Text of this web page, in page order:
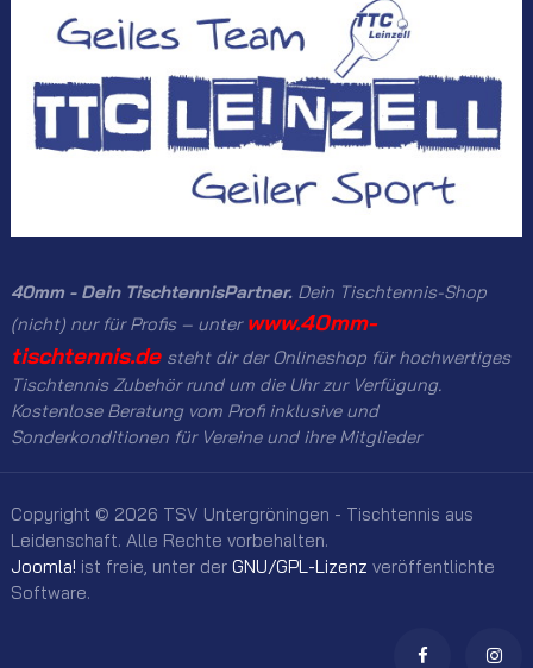
40mm - Dein TischtennisPartner. Dein Tischtennis-Shop
(nicht) nur für Profis – unter www.40mm-
tischtennis.de steht dir der Onlineshop für hochwertiges
Tischtennis Zubehör rund um die Uhr zur Verfügung.
Kostenlose Beratung vom Profi inklusive und
Sonderkonditionen für Vereine und ihre Mitglieder
Copyright © 2026 TSV Untergröningen - Tischtennis aus
Leidenschaft. Alle Rechte vorbehalten.
Joomla! ist freie, unter der GNU/GPL-Lizenz veröffentlichte
Software.